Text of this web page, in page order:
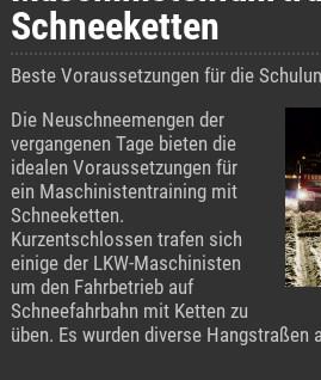
Schneeketten
Beste Voraussetzungen für die
Die Neuschneemengen der
vergangenen Tage bieten die
idealen Voraussetzungen für
ein Maschinistentraining mit
Schneeketten.
Kurzentschlossen trafen sich
einige der LKW-Maschinisten
um den Fahrbetrieb auf
Schneefahrbahn mit Ketten zu
üben. Es wurden diverse Hangstraßen